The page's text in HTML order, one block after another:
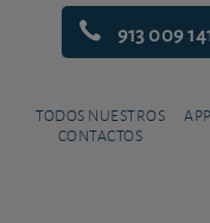
913 009
TODOS NUESTROS
CONTACTOS